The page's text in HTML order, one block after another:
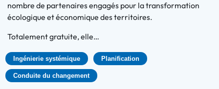
nombre de partenaires engagés pour la transformation
écologique et économique des territoires.
Totalement gratuite, elle…
Ingénierie systémique Planification
Conduite du changement